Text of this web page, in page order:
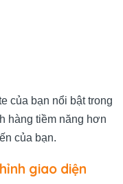
của bạn nổi bật trong
hàng tiềm năng hơn
của bạn.
giao diện